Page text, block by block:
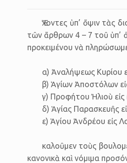
Ἔχον­τες ὑπ’ ὄψιν τὰς
τῶν ἄρθρων 4 – 7 τοῦ ὑπ’
προκειμένου νὰ
α) Ἀναλήψεως Κυρίου
β) Ἁγίων Ἀποστόλων
γ) Προφήτου Ἠλιοὺ
δ) Ἁγίας Παρασκευῆς
ε) Ἁγίου Ἀνδρέου εἰς
κα­λοῦ­μεν τοὺς
κα­νο­νι­κὰ καὶ νό­μι­μα